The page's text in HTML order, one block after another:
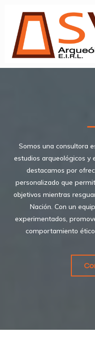
Somos una consultora
estudios arqueológicos y
destacamos por
personalizado que
objetivos mientras
Nación. Con un
experimentados,
comportamiento